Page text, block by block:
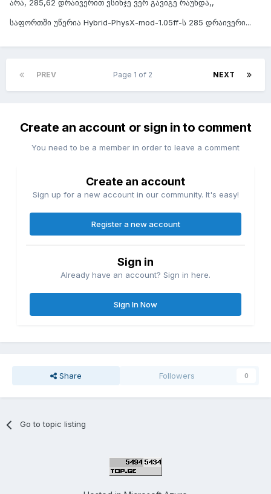
არა, 285,62 დრაივერით ვსინჯე ვერ გავიგე რაუნდა,,
საფორთში უწერია Hybrid-PhysX-mod-1.05ff-ს 285 დრაივერი...
PREV NEXT
Page 1 of 2
Create an account or sign in to comment
You need to be a member in order to leave a comment
Create an account
Sign up for a new account in our community. It's easy!
Register a new account
Sign in
Already have an account? Sign in here.
Sign In Now
Share Followers 0
Go to topic listing